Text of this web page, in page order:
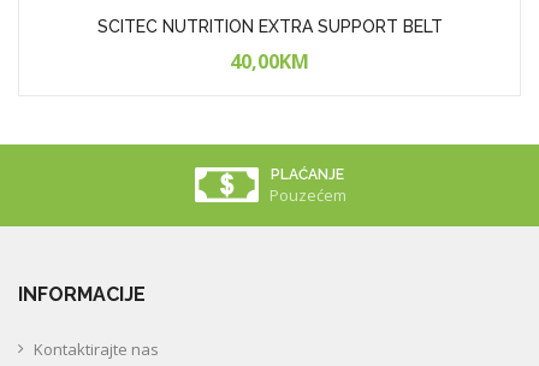
SCITEC NUTRITION EXTRA SUPPORT BELT
40,00KM
PLAĆANJE
Pouzećem
INFORMACIJE
Kontaktirajte nas